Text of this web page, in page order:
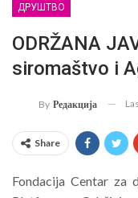
ДРУШТВО
ODRŽANA
siromaštvo i
By Редакција
Share
Fondacija Centar za